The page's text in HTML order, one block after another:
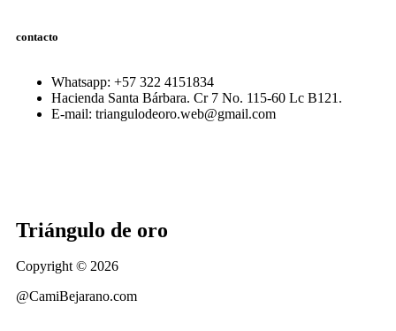
contacto
Whatsapp: ‪+57 322 4151834‬
Hacienda Santa Bárbara. Cr 7 No. 115-60 Lc B121.
E-mail: triangulodeoro.web@gmail.com
Triángulo de oro
Copyright © 2026
@CamiBejarano.com